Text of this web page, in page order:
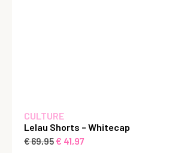
CULTURE
Lelau Shorts – Whitecap
€69,95€ 41,97